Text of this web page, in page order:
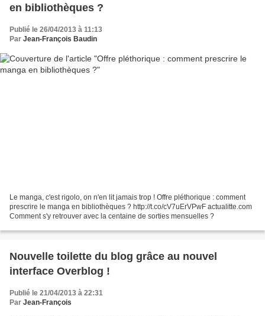
en bibliothèques ?
Publié le 26/04/2013 à 11:13
Par Jean-François Baudin
Le manga, c'est rigolo, on n'en lit jamais trop ! Offre pléthorique : comment
prescrire le manga en bibliothèques ? http://t.co/cV7uErVPwF actualitte.com
Comment s'y retrouver avec la centaine de sorties mensuelles ?
Nouvelle toilette du blog grâce au nouvel
interface Overblog !
Publié le 21/04/2013 à 22:31
Par Jean-François